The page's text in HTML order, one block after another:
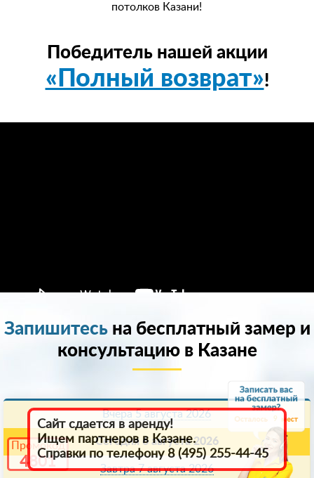
9
Промокод
4801
потолков Казани!
Победитель нашей акции
«Полный возврат»!
Запишитесьна бесплатный замер и
консультацию в Казанe
Вчера 5 августа 2026
Сегодня 6 августа 2026
Завтра 7 августа 2026
Сайт сдается в аренду!
Ищем партнеров в Казанe.
Справки по телефону 8 (495) 255-44-45